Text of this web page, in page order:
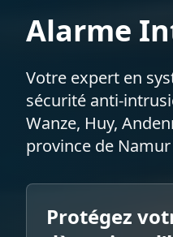
Alarme
Votre expert en
sécurité anti-
Wanze, Huy,
province de
Protégez